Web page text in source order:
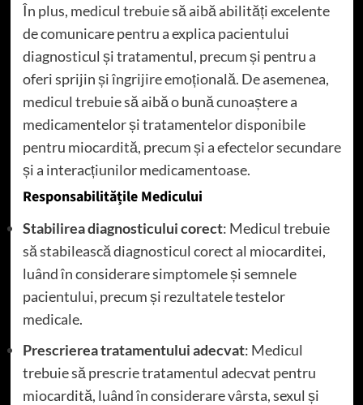
În plus, medicul trebuie să aibă abilități excelente
de comunicare pentru a explica pacientului
diagnosticul și tratamentul, precum și pentru a
oferi sprijin și îngrijire emoțională. De asemenea,
medicul trebuie să aibă o bună cunoaștere a
medicamentelor și tratamentelor disponibile
pentru miocardită, precum și a efectelor secundare
și a interacțiunilor medicamentoase.
Responsabilitățile Medicului
Stabilirea diagnosticului corect: Medicul trebuie
să stabilească diagnosticul corect al miocarditei,
luând în considerare simptomele și semnele
pacientului, precum și rezultatele testelor
medicale.
Prescrierea tratamentului adecvat: Medicul
trebuie să prescrie tratamentul adecvat pentru
miocardită, luând în considerare vârsta, sexul și